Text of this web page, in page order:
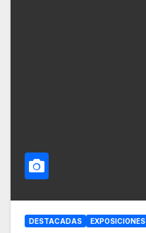
DESTACADAS EXPOSICIONES